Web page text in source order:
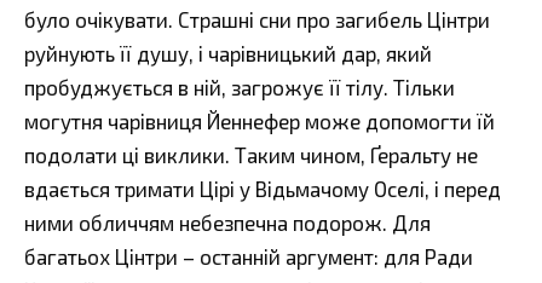
було очікувати. Страшні сни про загибель Цінтри
руйнують її душу, і чарівницький дар, який
пробуджується в ній, загрожує її тілу. Тільки
могутня чарівниця Йеннефер може допомогти їй
подолати ці виклики. Таким чином, Ґеральту не
вдається тримати Цірі у Відьмачому Оселі, і перед
ними обличчям небезпечна подорож. Для
багатьох Цінтри – останній аргумент: для Ради